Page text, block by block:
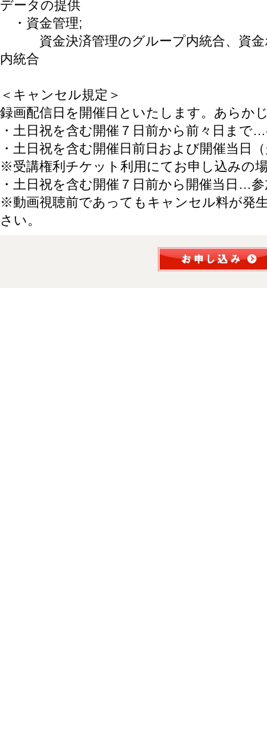
データの提供
・資金管理;
資金決済管理のグループ内統合、資金
内統合
＜キャンセル規定＞
録画配信日を開催日といたします。あらか
・土日祝を含む開催７日前から前々日まで
・土日祝を含む開催日前日および開催当日
※受講権利チケット利用にてお申し込みの
・土日祝を含む開催７日前から開催当日…
※動画視聴前であってもキャンセル料が発
さい。